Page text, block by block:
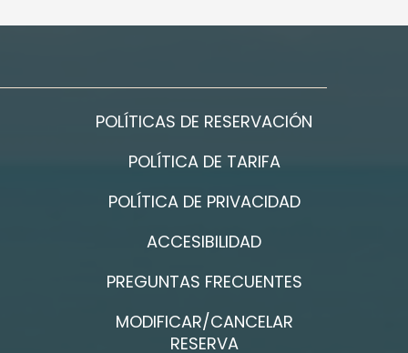
POLÍTICAS DE RESERVACIÓN
POLÍTICA DE TARIFA
POLÍTICA DE PRIVACIDAD
ACCESIBILIDAD
PREGUNTAS FRECUENTES
MODIFICAR/CANCELAR
RESERVA